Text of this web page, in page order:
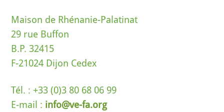
Maison de Rhénanie-Palatinat
29 rue Buffon
B.P. 32415
F-21024 Dijon Cedex
Tél. : +33 (0)3 80 68 06 99
E-mail : info@ve-fa.org